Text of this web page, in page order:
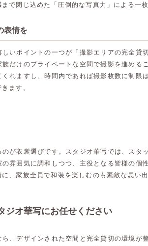
で閉じ込めた「圧倒的な写真力」による一枚
表情を
いポイントの一つが「撮影エリアの完全貸
だけのプライベートな空間で撮影を進める
れますし、時間内であれば撮影枚数に制限
ます。
が衣裳選びです。スタジオ華写では、スタ
雰囲気に調和しつつ、主役となる皆様の個
、家族全員で和装を楽しむのも素敵な思い
ジオ華写にお任せください
、デザインされた空間と完全貸切の環境が